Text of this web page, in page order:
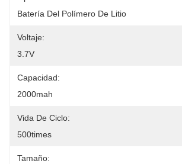
Batería Del Polímero De Litio
Voltaje:
3.7V
Capacidad:
2000mah
Vida De Ciclo:
500times
Tamaño: